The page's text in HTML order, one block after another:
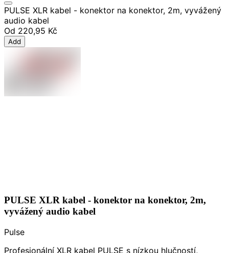
PULSE XLR kabel - konektor na konektor, 2m, vyvážený
audio kabel
Od 220,95 Kč
Add
PULSE XLR kabel - konektor na konektor, 2m,
vyvážený audio kabel
Pulse
Profesionální XLR kabel PULSE s nízkou hlučností,